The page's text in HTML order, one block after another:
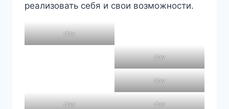
реализовать себя и свои возможности.
dav
dav
dav
dav dav